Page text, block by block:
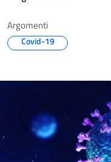
Argomenti
Covid-19